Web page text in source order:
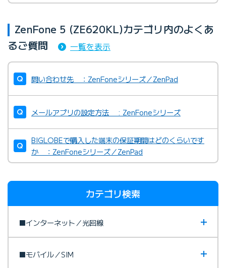
ZenFone 5 (ZE620KL)カテゴリ内のよくあ
るご質問
一覧を表示
問い合わせ先 ：ZenFoneシリーズ／ZenPad
メールアプリの設定方法 : ZenFoneシリーズ
BIGLOBEで購入した端末の保証期間はどのくらいです
か ：ZenFoneシリーズ／ZenPad
カテゴリ検索
■インターネット／光回線
■モバイル／SIM